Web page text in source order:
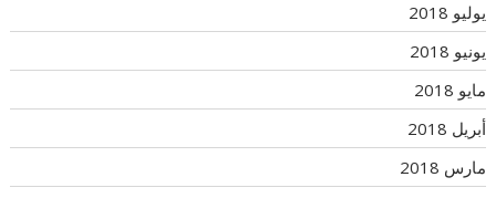
يوليو 2018
يونيو 2018
مايو 2018
أبريل 2018
مارس 2018